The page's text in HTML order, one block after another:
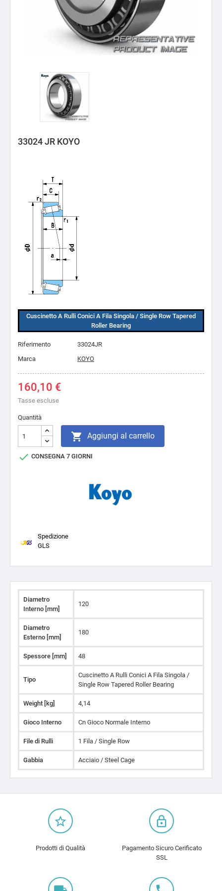
33024 JR KOYO
Cuscinetto A Rulli Conici A Fila Singola / Single Row Tapered
Roller Bearing
Riferimento
33024JR
Marca
KOYO
160,10 €
Tasse escluse
Quantità
 Aggiungi al carrello
 CONSEGNA 7 GIORNI
Spedizione
GLS
Diametro
Interno [mm]
120
Diametro
Esterno [mm]
180
Spessore [mm] 48
Tipo
Cuscinetto A Rulli Conici A Fila Singola /
Single Row Tapered Roller Bearing
Weight [kg] 4,14
Gioco Interno Cn Gioco Normale Interno
File di Rulli 1 Fila / Single Row
Gabbia Acciaio / Steel Cage
star_border
Prodotti di Qualità
lock_outline
Pagamento Sicuro Cerificato
SSL